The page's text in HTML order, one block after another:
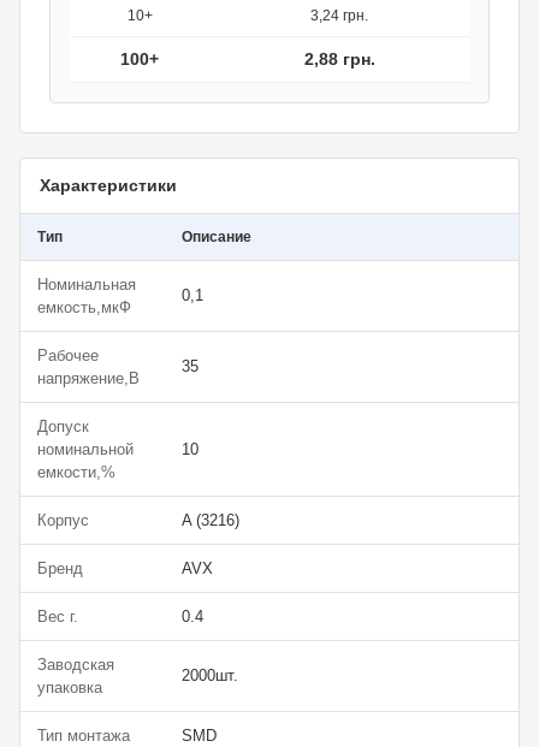
10+ 3,24 грн.
100+ 2,88 грн.
Характеристики
Тип Описание
Номинальная
емкость,мкФ
0,1
Рабочее
напряжение,В
35
Допуск
номинальной
емкости,%
10
Корпус A (3216)
Бренд AVX
Вес г. 0.4
Заводская
упаковка
2000шт.
Тип монтажа SMD